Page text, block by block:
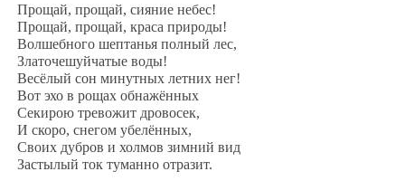
Прощай, прощай, сияние небес!
‎Прощай, прощай, краса природы!
Волшебного шептанья полный лес,
‎Златочешуйчатые воды!
Весёлый сон минутных летних нег!
‎Вот эхо в рощах обнажённых
Секирою тревожит дровосек,
‎И скоро, снегом убелённых,
Своих дубров и холмов зимний вид
Застылый ток туманно отразит.